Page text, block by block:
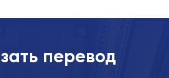
перевод